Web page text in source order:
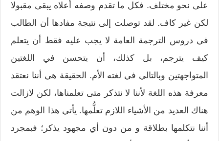
على نحو مختلف. فكل ما تقدم وصفه أعلاه يبقى مقبولا
لكن غير كاف. لقد توصلت إلى نتيجة مفادها أن الطالب
في دروس الترجمة العامة لا يجب عليه فقط أن يتعلم
كيف يترجم، بل كذلك، أن يتحسن في اللغتين
المتواجهتين وبالتالي في لغته الأم. الحقيقة هي أننا نعتقد
معرفة هذه اللغة لأننا لا نتذكر متى تعلمناها، لكن لازالت
هناك العديد من الأشياء اللازم تعلُّمها. يأتي هذا الوهم من
أننا نتكلمها بطلاقة و من دون أي مجهود يذكر؛ فبمجرد